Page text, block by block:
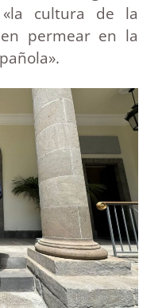
cultura de la
permear en la